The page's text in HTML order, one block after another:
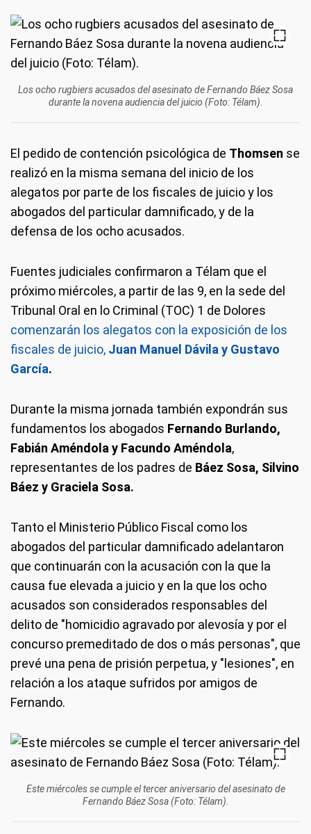
Los ocho rugbiers acusados del asesinato de Fernando Báez Sosa
durante la novena audiencia del juicio (Foto: Télam).
El pedido de contención psicológica de Thomsen se
realizó en la misma semana del inicio de los
alegatos por parte de los fiscales de juicio y los
abogados del particular damnificado, y de la
defensa de los ocho acusados.
Fuentes judiciales confirmaron a Télam que el
próximo miércoles, a partir de las 9, en la sede del
Tribunal Oral en lo Criminal (TOC) 1 de Dolores
comenzarán los alegatos con la exposición de los
fiscales de juicio, Juan Manuel Dávila y Gustavo
García.
Durante la misma jornada también expondrán sus
fundamentos los abogados Fernando Burlando,
Fabián Améndola y Facundo Améndola,
representantes de los padres de Báez Sosa, Silvino
Báez y Graciela Sosa.
Tanto el Ministerio Público Fiscal como los
abogados del particular damnificado adelantaron
que continuarán con la acusación con la que la
causa fue elevada a juicio y en la que los ocho
acusados son considerados responsables del
delito de "homicidio agravado por alevosía y por el
concurso premeditado de dos o más personas", que
prevé una pena de prisión perpetua, y "lesiones", en
relación a los ataque sufridos por amigos de
Fernando.
Este miércoles se cumple el tercer aniversario del asesinato de
Fernando Báez Sosa (Foto: Télam).